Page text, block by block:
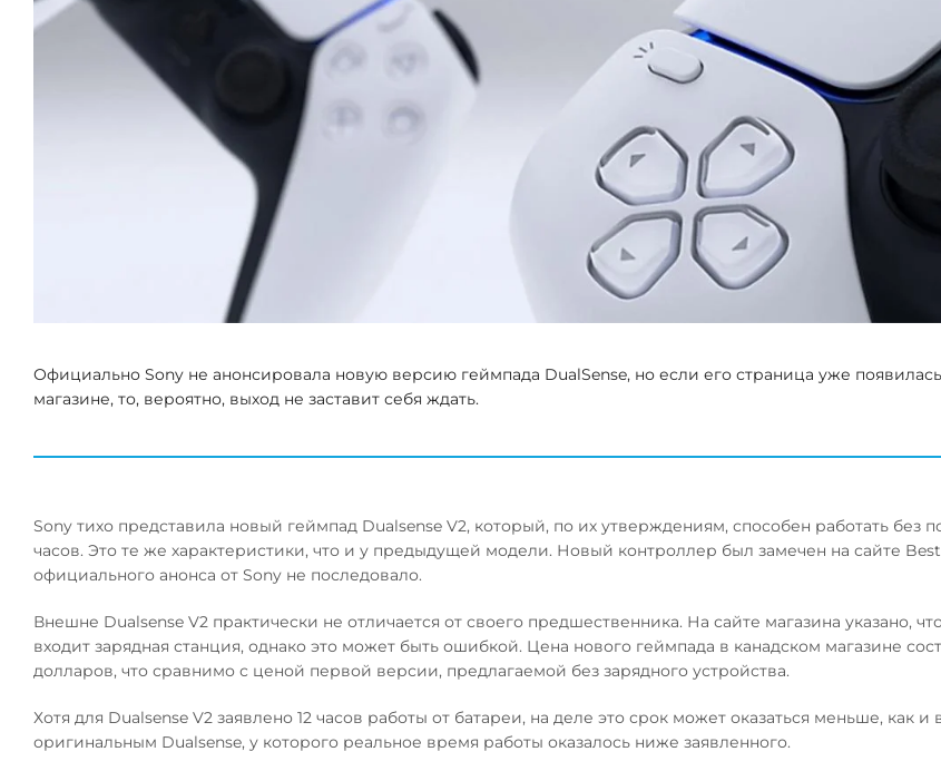
Официально Sony не анонсировала новую версию геймпада DualSense, но если его страница уже
магазине, то, вероятно, выход не заставит себя ждать.
Sony тихо представила новый геймпад Dualsense V2, который, по их утверждениям, способен работать без
часов. Это те же характеристики, что и у предыдущей модели. Новый контроллер был замечен на сайте Best
официального анонса от Sony не последовало.
Внешне Dualsense V2 практически не отличается от своего предшественника. На сайте магазина указано,
входит зарядная станция, однако это может быть ошибкой. Цена нового геймпада в канадском магазине
долларов, что сравнимо с ценой первой версии, предлагаемой без зарядного устройства.
Хотя для Dualsense V2 заявлено 12 часов работы от батареи, на деле это срок может оказаться меньше, как и
оригинальным Dualsense, у которого реальное время работы оказалось ниже заявленного.